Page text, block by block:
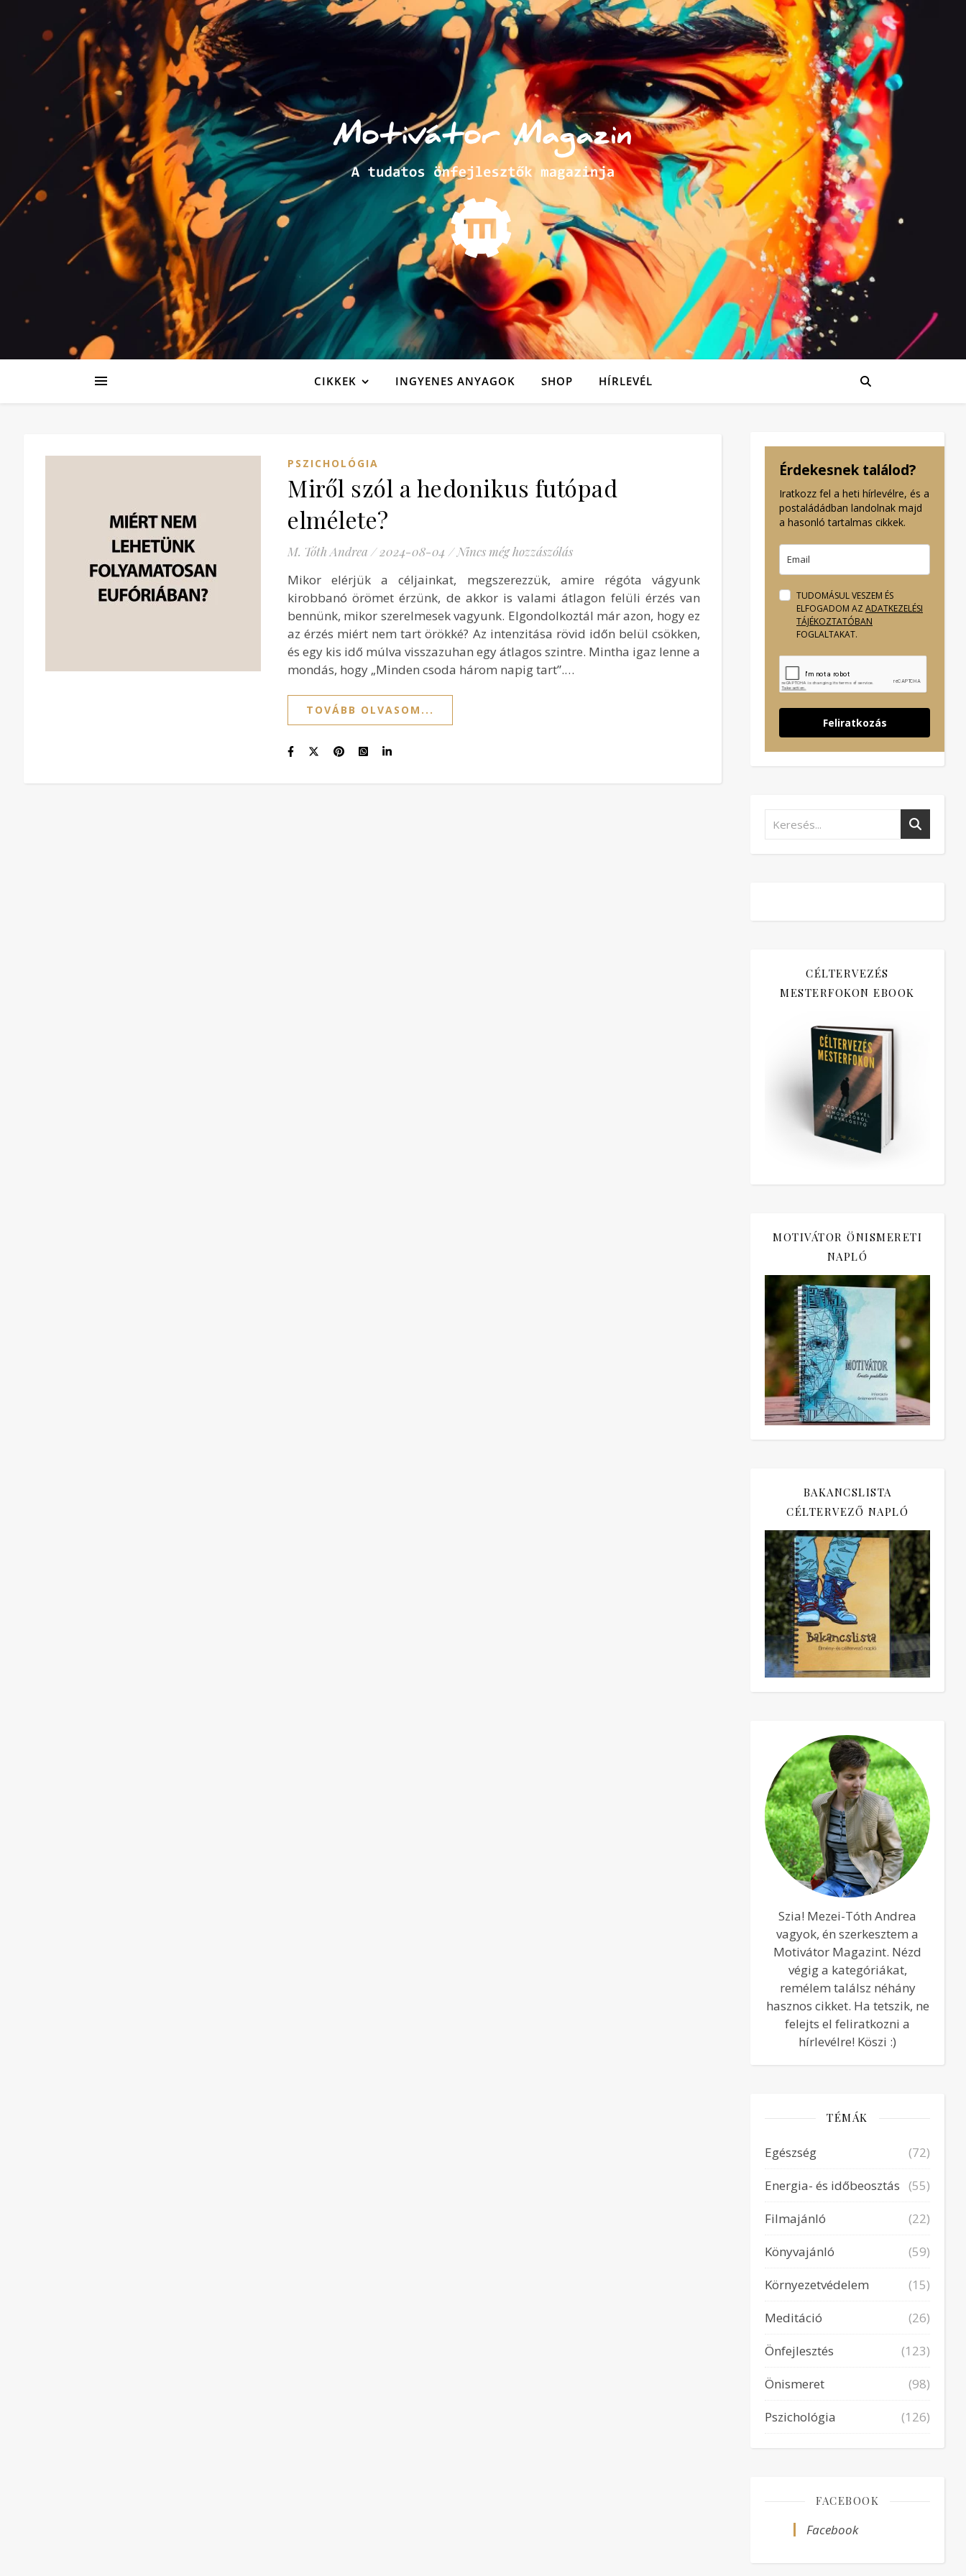
CIKKEK INGYENES ANYAGOK SHOP HÍRLEVÉL
PSZICHOLÓGIA
Miről szól a hedonikus futópad
elmélete?
M. Tóth Andrea / 2024-08-04 / Nincs még hozzászólás
Mikor elérjük a céljainkat, megszerezzük, amire régóta vágyunk
kirobbanó örömet érzünk, de akkor is valami átlagon felüli érzés van
bennünk, mikor szerelmesek vagyunk. Elgondolkoztál már azon, hogy ez
az érzés miért nem tart örökké? Az intenzitása rövid időn belül csökken,
és egy kis idő múlva visszazuhan egy átlagos szintre. Mintha igaz lenne a
mondás, hogy „Minden csoda három napig tart”.…
TOVÁBB OLVASOM...
Érdekesnek találod?
Iratkozz fel a heti hírlevélre, és a
postaládádban landolnak majd
a hasonló tartalmas cikkek.
TUDOMÁSUL VESZEM ÉS
ELFOGADOM AZ ADATKEZELÉSI
TÁJÉKOZTATÓBAN
FOGLALTAKAT.
Feliratkozás
CÉLTERVEZÉS
MESTERFOKON EBOOK
MOTIVÁTOR ÖNISMERETI
NAPLÓ
BAKANCSLISTA
CÉLTERVEZŐ NAPLÓ
Szia! Mezei-Tóth Andrea
vagyok, én szerkesztem a
Motivátor Magazint. Nézd
végig a kategóriákat,
remélem találsz néhány
hasznos cikket. Ha tetszik, ne
felejts el feliratkozni a
hírlevélre! Köszi :)
TÉMÁK
Egészség
(72)
Energia- és időbeosztás (55)
Filmajánló
(22)
Könyvajánló
(59)
Környezetvédelem
(15)
Meditáció
(26)
Önfejlesztés
(123)
Önismeret
(98)
Pszichológia
(126)
FACEBOOK
Facebook